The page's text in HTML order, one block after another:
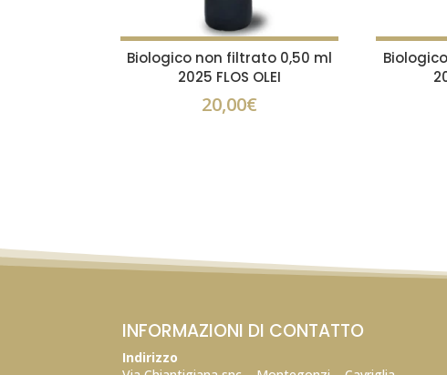
Biologico non filtrato 0,50 ml
2025 FLOS OLEI
20,00€
INFORMAZIONI DI CONTATTO
Indirizzo